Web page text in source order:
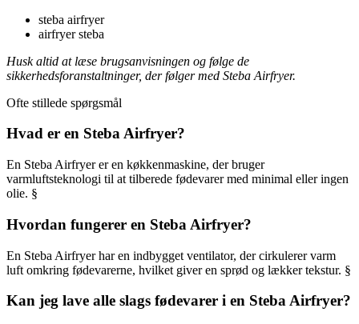
steba airfryer
airfryer steba
Husk altid at læse brugsanvisningen og følge de
sikkerhedsforanstaltninger, der følger med Steba Airfryer.
Ofte stillede spørgsmål
Hvad er en Steba Airfryer?
En Steba Airfryer er en køkkenmaskine, der bruger
varmluftsteknologi til at tilberede fødevarer med minimal eller ingen
olie. §
Hvordan fungerer en Steba Airfryer?
En Steba Airfryer har en indbygget ventilator, der cirkulerer varm
luft omkring fødevarerne, hvilket giver en sprød og lækker tekstur. §
Kan jeg lave alle slags fødevarer i en Steba Airfryer?